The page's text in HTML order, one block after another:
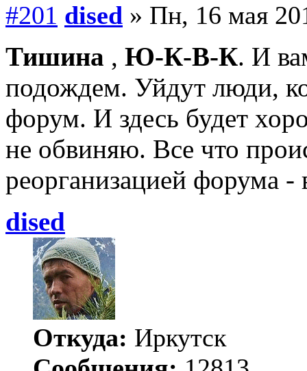
#201 dised » Пн, 16 мая
Тишина , Ю-К-В-К. И
подождем. Уйдут люди,
форум. И здесь будет
не обвиняю. Все что
реорганизацией форума -
dised
Откуда: Иркутск